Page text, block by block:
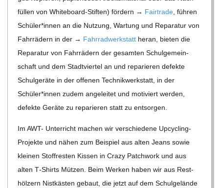
S
C
H
U
L
E
fül­len von White­board-Stif­ten) för­dern → Fair­trade , füh­ren
Schüler*innen an die Nut­zung, War­tung und Repa­ra­tur von
Fahr­rä­dern in der → Fahr­rad­werk­statt heran, bie­ten die
Repa­ra­tur von Fahr­rä­dern der gesam­ten Schul­ge­mein­
schaft und dem Stadt­vier­tel an und repa­rie­ren defekte
Schul­ge­räte in der offe­nen Tech­nik­werk­statt, in der
Schüler*innen zudem ange­lei­tet und moti­viert wer­den,
defekte Geräte zu repa­rie­ren statt zu entsorgen.
Im AWT- Unter­richt machen wir ver­schie­dene Upcy­cling-
Pro­jekte und nähen zum Bei­spiel aus alten Jeans sowie
klei­nen Stoff­res­ten Kis­sen in Crazy Patch­work und aus
alten T‑Shirts Müt­zen. Beim Wer­ken haben wir aus Rest­
höl­zern Nist­käs­ten gebaut, die jetzt auf dem Schul­ge­lände